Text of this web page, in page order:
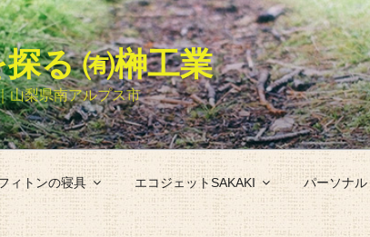
る ㈲榊工業
山梨県南アルプス市
ィトンの寝具 エコジェットSAKAKI パーソナ